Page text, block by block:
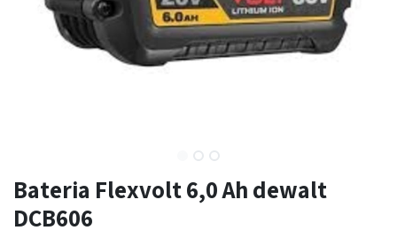
Bateria Flexvolt 6,0 Ah dewalt
DCB606